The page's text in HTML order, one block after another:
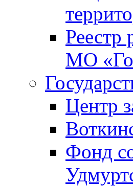
Реестр
МО
Центр
Фонд